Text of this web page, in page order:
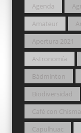
Agenda
Amateur
Apertura 2021
Astronomía
Bádminton
Biodiversidad
Café con Chisma
Capulhuac